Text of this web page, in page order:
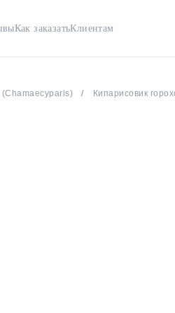
Как заказатьКлиентам
(Chamaecyparis) Кипарисовик